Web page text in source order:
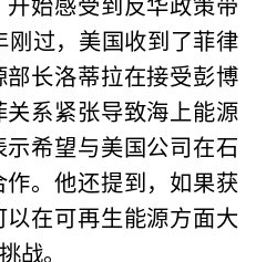
过，美国收到了菲律
长洛蒂拉在接受彭博
系紧张导致海上能源
希望与美国公司在石
。他还提到，如果获
在可再生能源方面大
战。